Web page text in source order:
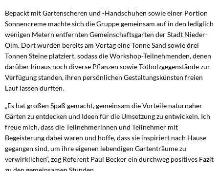
Bepackt mit Gartenscheren und -Handschuhen sowie einer Portion
Sonnencreme machte sich die Gruppe gemeinsam auf in den lediglich
wenigen Metern entfernten Gemeinschaftsgarten der Stadt Nieder-
Olm. Dort wurden bereits am Vortag eine Tonne Sand sowie drei
Tonnen Steine platziert, sodass die Workshop-Teilnehmenden, denen
darüber hinaus noch diverse Pflanzen sowie Totholzgegenstände zur
Verfügung standen, ihren persönlichen Gestaltungskünsten freien
Lauf lassen durften.
„Es hat großen Spaß gemacht, gemeinsam die Vorteile naturnaher
Gärten zu entdecken und Ideen für die Umsetzung zu entwickeln. Ich
freue mich, dass die Teilnehmerinnen und Teilnehmer mit
Begeisterung dabei waren und hoffe, dass sie inspiriert nach Hause
gegangen sind, um ihre eigenen lebendigen Gartenträume zu
verwirklichen“, zog Referent Paul Becker ein durchweg positives Fazit